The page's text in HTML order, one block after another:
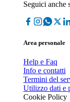
Seguici anche
Area personale
Help e Faq
Info e contatti
Termini del
Utilizzo dati e
Cookie Policy